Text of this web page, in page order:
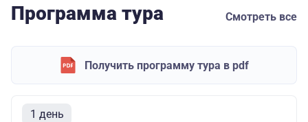
Программа тура Смотреть все
Получить программу тура в pdf
1 день